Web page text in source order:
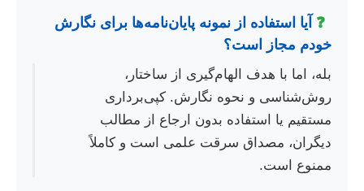
❓ آیا استفاده از نمونه پایان‌نامه‌ها برای نگارش
خودم مجاز است؟
بله، اما با هدف الهام‌گیری از ساختار،
روش‌شناسی و نحوه نگارش. کپی‌برداری
مستقیم یا استفاده بدون ارجاع از مطالب
دیگران، مصداق سرقت علمی است و کاملاً
ممنوع است.